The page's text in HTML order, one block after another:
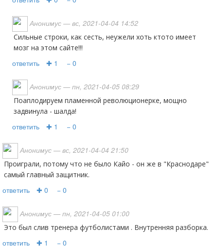
Анонимус — вс, 2021-04-04 14:52
Сильные строки, как сесть, неужели хоть ктото имеет
мозг на этом сайте!!!
ответить ✚ 1 − 0
Анонимус — пн, 2021-04-05 08:29
Поаплодируем пламенной революционерке, мощно
задвинула - шалда!
ответить ✚ 1 − 0
Анонимус — вс, 2021-04-04 21:50
Проиграли, потому что не было Кайо - он же в "Краснодаре"
самый главный защитник.
ответить ✚ 0 − 0
Анонимус — пн, 2021-04-05 01:00
Это был слив тренера футболистами . Внутренняя разборка.
ответить ✚ 1 − 0